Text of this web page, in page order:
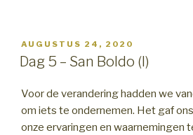
GEPLAATST
OP
AUGUSTUS 24, 2020
Dag 5 – San Boldo (I)
Voor de verandering hadden we
om iets te ondernemen. Het gaf
onze ervaringen en waarnemingen